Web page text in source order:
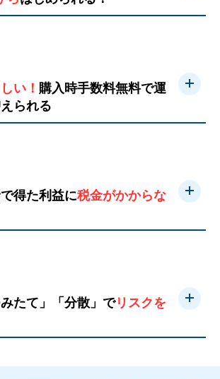
い！ 購入時手数料無料で運
られる
得た利益に税金がかからな
みたて」「分散」でリスクを